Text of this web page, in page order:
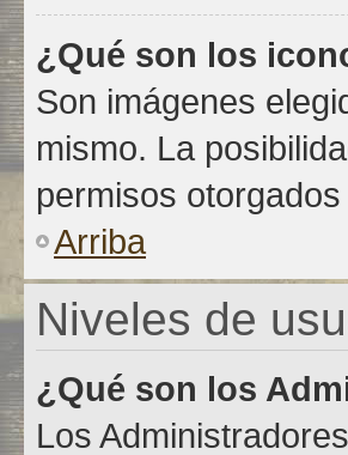
¿Qué son los
Son imágenes
mismo. La
permisos
Arriba
Niveles de
¿Qué son los
Los